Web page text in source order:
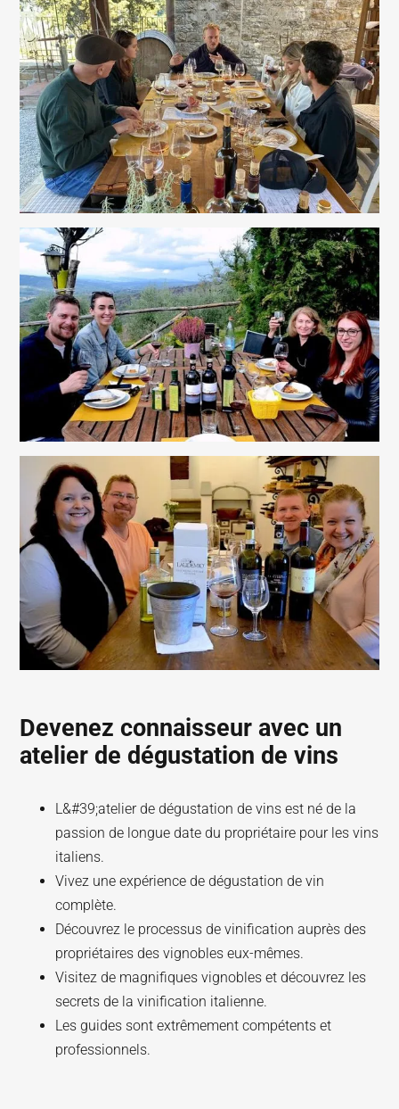
Devenez connaisseur avec un
atelier de dégustation de vins
L&#39;atelier de dégustation de vins est né de la
passion de longue date du propriétaire pour les vins
italiens.
Vivez une expérience de dégustation de vin
complète.
Découvrez le processus de vinification auprès des
propriétaires des vignobles eux-mêmes.
Visitez de magnifiques vignobles et découvrez les
secrets de la vinification italienne.
Les guides sont extrêmement compétents et
professionnels.